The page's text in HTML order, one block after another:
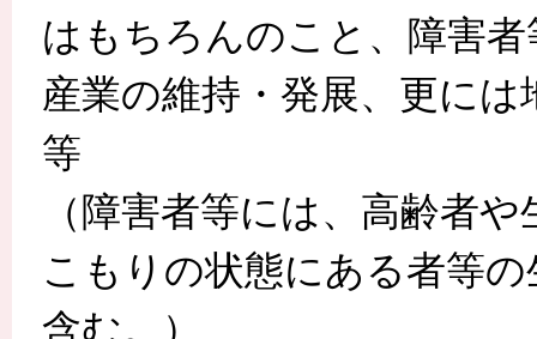
はもちろんのこと、障害
産業の維持・発展、更に
等
（障害者等には、高齢者
こもりの状態にある者等
含む。）